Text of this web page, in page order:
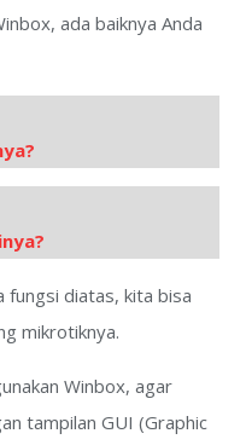
ada baiknya Anda
fungsi diatas, kita bisa
mikrotiknya.
Winbox, agar
tampilan GUI (Graphic